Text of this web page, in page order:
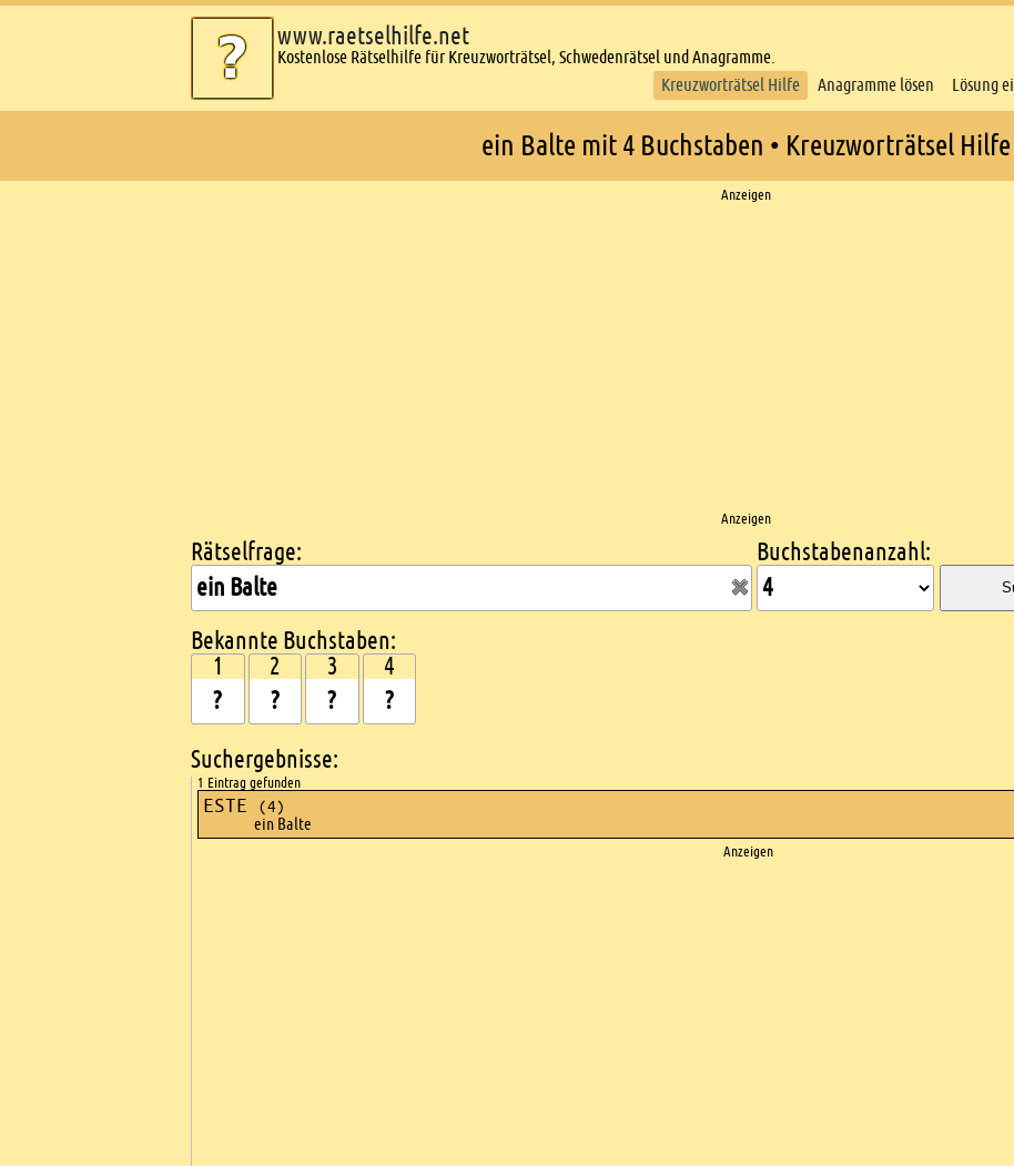
www.raetselhilfe.net
Kostenlose Rätselhilfe für Kreuzworträtsel, Schwedenrätsel und Anagramme.
Kreuzworträtsel Hilfe
Anagramme lösen Lösung
ein Balte mit 4 Buchstaben • Kreuzworträtsel Hilfe
Anzeigen
Anzeigen
Kreuzworträtsel suchen
Rätselfrage: Buchstabenanzahl:
Bekannte Buchstaben:
1 2 3 4
Suchergebnisse:
1 Eintrag gefunden
ESTE (4)
ein Balte
Anzeigen